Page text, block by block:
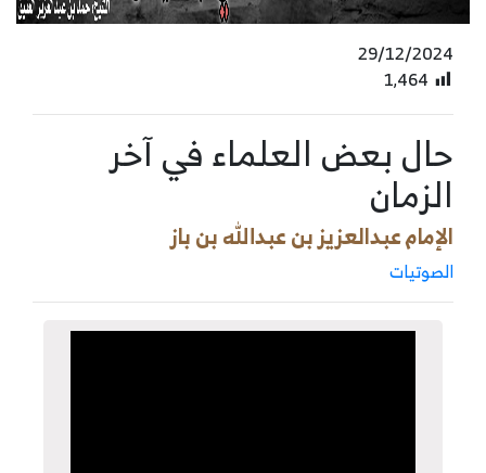
29/12/2024
1٬464
حال بعض العلماء في آخر
الزمان
الإمام عبدالعزيز بن عبدالله بن باز
الصوتيات